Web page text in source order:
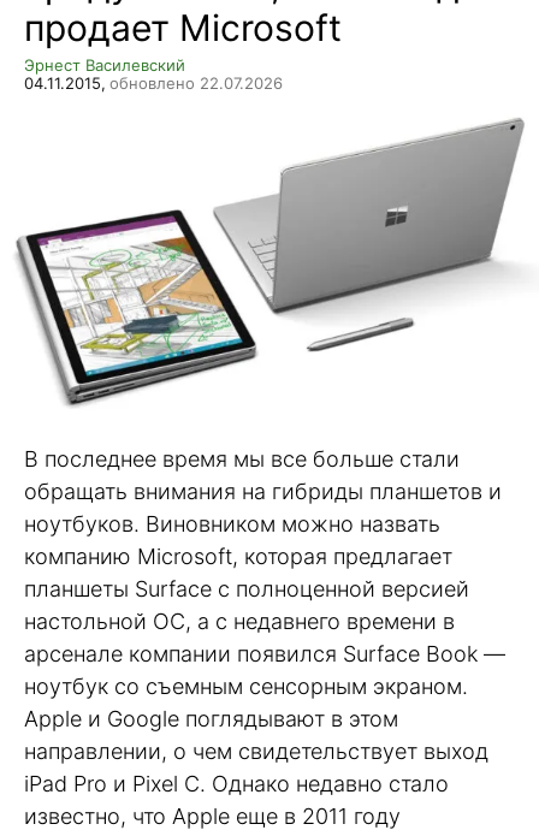
продает Microsoft
Эрнест Василевский
04.11.2015, обновлено 22.07.2026
В последнее время мы все больше стали
обращать внимания на гибриды планшетов и
ноутбуков. Виновником можно назвать
компанию Microsoft, которая предлагает
планшеты Surface с полноценной версией
настольной ОС, а с недавнего времени в
арсенале компании появился Surface Book —
ноутбук со съемным сенсорным экраном.
Apple и Google поглядывают в этом
направлении, о чем свидетельствует выход
iPad Pro и Pixel C. Однако недавно стало
известно, что Apple еще в 2011 году